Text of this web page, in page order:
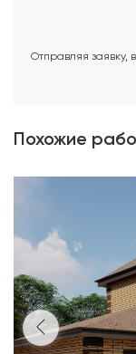
Отправляя заявку,
Похожие